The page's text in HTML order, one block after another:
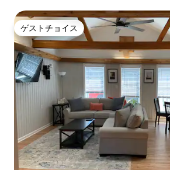
ゲストチョイス
ゲストチョイス